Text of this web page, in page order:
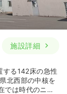
施設詳細
する142床の急性
北西部の中核を
では時代のニー